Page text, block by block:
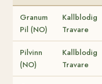
Granum
Pil (NO)
Kallblodig
Travare
Pilvinn
(NO)
Kallblodig
Travare